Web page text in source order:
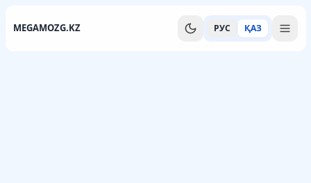
MEGAMOZG.KZ РУС ҚАЗ